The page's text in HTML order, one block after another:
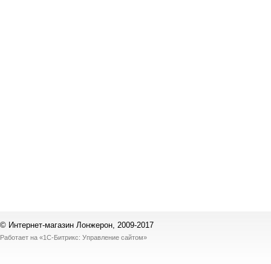
© Интернет-магазин Лонжерон, 2009-2017
Работает на «1С-Битрикс: Управление сайтом»